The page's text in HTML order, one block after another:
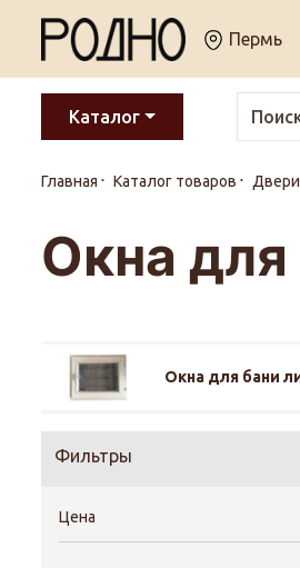
Пермь
Каталог
Главная Каталог товаров Двери
Окна для
Окна для бани
Фильтры
Цена